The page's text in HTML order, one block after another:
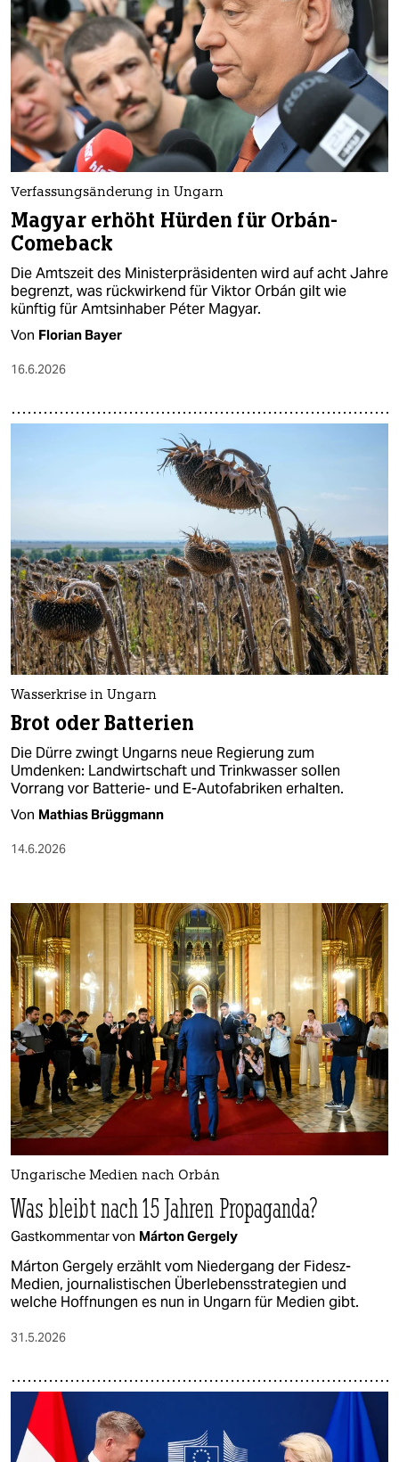
Verfassungsänderung in Ungarn
Magyar erhöht Hürden für Orbán-
Comeback
Die Amtszeit des Ministerpräsidenten wird auf acht Jahre
begrenzt, was rückwirkend für Viktor Orbán gilt wie
künftig für Amtsinhaber Péter Magyar.
Von Florian Bayer
16.6.2026
Wasserkrise in Ungarn
Brot oder Batterien
Die Dürre zwingt Ungarns neue Regierung zum
Umdenken: Landwirtschaft und Trinkwasser sollen
Vorrang vor Batterie- und E-Autofabriken erhalten.
Von Mathias Brüggmann
14.6.2026
Ungarische Medien nach Orbán
Was bleibt nach 15 Jahren Propaganda?
Gastkommentar von Márton Gergely
Márton Gergely erzählt vom Niedergang der Fidesz-
Medien, journalistischen Überlebensstrategien und
welche Hoffnungen es nun in Ungarn für Medien gibt.
31.5.2026